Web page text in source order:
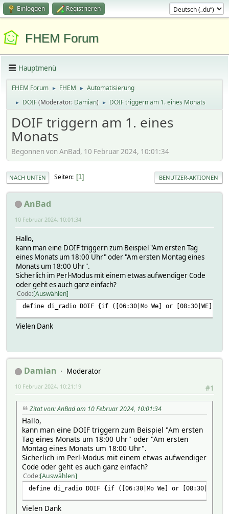
Einloggen Registrieren
FHEM Forum
Hauptmenü
FHEM Forum ► FHEM ► Automatisierung
► DOIF(Moderator: Damian) ► DOIF triggern am 1. eines Monats
DOIF triggern am 1. eines
Monats
Begonnen von AnBad, 10 Februar 2024, 10:01:34
NACH UNTEN Seiten 1 BENUTZER-AKTIONEN
AnBad
10 Februar 2024, 10:01:34
Hallo,
kann man eine DOIF triggern zum Beispiel "Am ersten Tag
eines Monats um 18:00 Uhr" oder "Am ersten Montag eines
Monats um 18:00 Uhr".
Sicherlich im Perl-Modus mit einem etwas aufwendiger Code
oder geht es auch ganz einfach?
Code Auswählen
define di_radio DOIF {if ([06:30|Mo We] or [08:30|WE])
Vielen Dank
Damian
Moderator
#1
10 Februar 2024, 10:21:19
Zitat von: AnBad am 10 Februar 2024, 10:01:34
Hallo,
kann man eine DOIF triggern zum Beispiel "Am ersten
Tag eines Monats um 18:00 Uhr" oder "Am ersten
Montag eines Monats um 18:00 Uhr".
Sicherlich im Perl-Modus mit einem etwas aufwendiger
Code oder geht es auch ganz einfach?
Code Auswählen
define di_radio DOIF {if ([06:30|Mo We] or [08:30|WE])
Vielen Dank